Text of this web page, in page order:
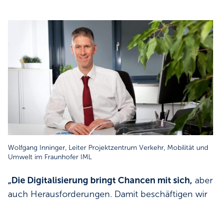
Wolfgang Inninger, Leiter Projektzentrum Verkehr, Mobilität und
Umwelt im Fraunhofer IML
„Die Digitalisierung bringt Chancen mit sich, aber
auch Herausforderungen. Damit beschäftigen wir